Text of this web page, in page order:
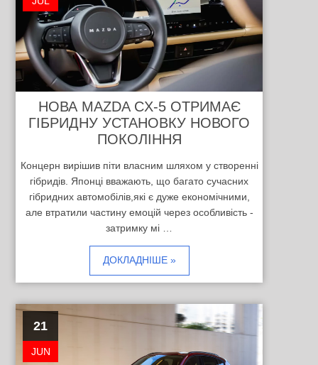
НОВА MAZDA CX-5 ОТРИМАЄ
ГІБРИДНУ УСТАНОВКУ НОВОГО
ПОКОЛІННЯ
Концерн вирішив піти власним шляхом у створенні
гібридів. Японці вважають, що багато сучасних
гібридних автомобілів,які є дуже економічними,
але втратили частину емоцій через особливість -
затримку мі …
ДОКЛАДНІШЕ »
21
JUN